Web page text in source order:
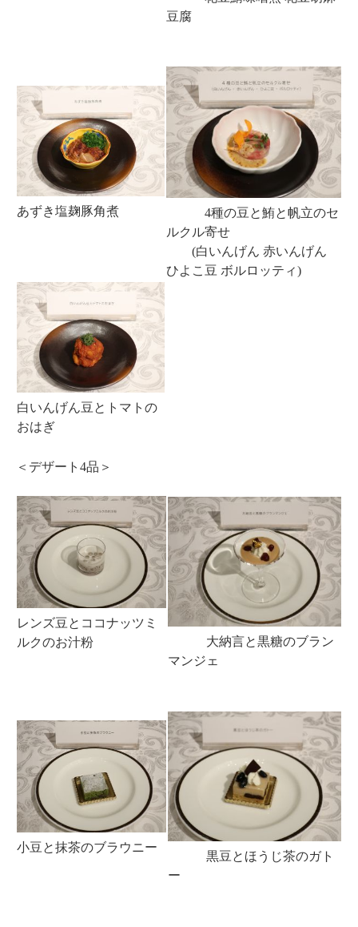
豆腐
あずき塩麹豚角煮
4種の豆と鮪と帆立のセ
ルクル寄せ
(白いんげん 赤いんげん
ひよこ豆 ボルロッティ)
白いんげん豆とトマトの
おはぎ
＜デザート4品＞
レンズ豆とココナッツミ
ルクのお汁粉
大納言と黒糖のブラン
マンジェ
小豆と抹茶のブラウニー
黒豆とほうじ茶のガト
ー